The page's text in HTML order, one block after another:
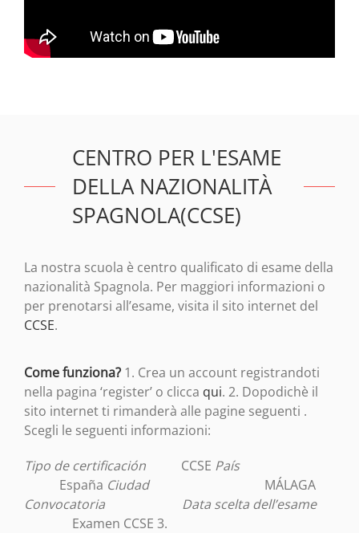
CENTRO PER L'ESAME
DELLA NAZIONALITÀ
SPAGNOLA(CCSE)
La nostra scuola è centro qualificato di esame della
nazionalità Spagnola. Per maggiori informazioni o
per prenotarsi all’esame, visita il sito internet del
CCSE.
Come funziona? 1. Crea un account registrandoti
nella pagina ‘register’ o clicca qui. 2. Dopodichè il
sito internet ti rimanderà alle pagine seguenti .
Scegli le seguenti informazioni:
Tipo de certificación CCSE País
España Ciudad MÁLAGA
Convocatoria
Data scelta dell’esame
Examen CCSE 3.